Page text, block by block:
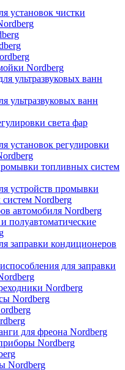
установок чистки
Nordberg
ультразвуковых ванн
ультразвуковых ванн
света фар
установок регулировки
топливных систем
устройств промывки
Nordberg
автомобиля Nordberg
полуавтоматические
заправки кондиционеров
для заправки
Nordberg
Nordberg
для фреона Nordberg
Nordberg
Nordberg